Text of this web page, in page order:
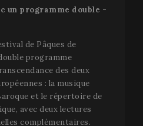
un programme double -
de Pâques de
programme
des deux
: la musique
et le répertoire de
avec deux lectures
complémentaires.